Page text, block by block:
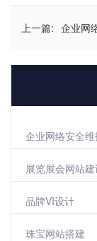
上一篇: 企业网
企业网络安全维
展览展会网站建
品牌VI设计
珠宝网站搭建